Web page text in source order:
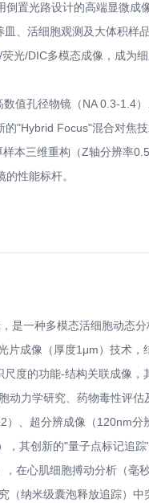
置光路设计的高端显微成
、活细胞观测及大体积样
光/DIC多模态成像，成为
值孔径物镜（NA 0.3-1.4
"Hybrid Focus"混合对焦
本三维重构（Z轴分辨率
性能标杆。
是一种多模态活细胞动态
片成像（厚度1μm）技术，
度的功能-结构关联成像
动力学研究、药物毒性评估
、超分辨成像（120nm分
，其创新的"量子点标记追
在心肌细胞搏动分析（毫
（纳米级囊泡释放追踪）中